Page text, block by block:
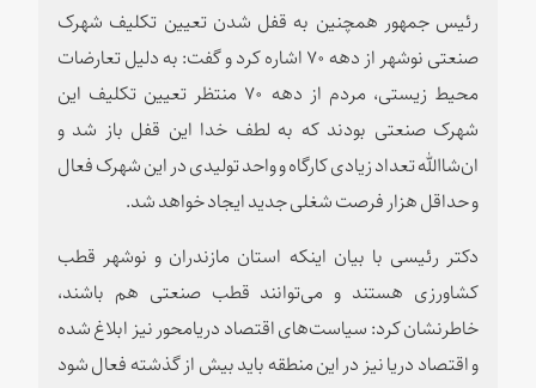
رئیس جمهور همچنین به قفل شدن تعیین تکلیف شهرک
صنعتی نوشهر از دهه ۷۰ اشاره کرد و گفت: به دلیل تعارضات
محیط زیستی، مردم از دهه ۷۰ منتظر تعیین تکلیف این
شهرک صنعتی بودند که به لطف خدا این قفل باز شد و
ان‌شاالله تعداد زیادی کارگاه و واحد تولیدی در این شهرک فعال
و حداقل هزار فرصت شغلی جدید ایجاد خواهد شد.
دکتر رئیسی با بیان اینکه استان مازندران و نوشهر قطب
کشاورزی هستند و می‌توانند قطب صنعتی هم باشند،
خاطرنشان کرد: سیاست‌های اقتصاد دریامحور نیز ابلاغ شده
و اقتصاد دریا نیز در این منطقه باید بیش از گذشته فعال شود